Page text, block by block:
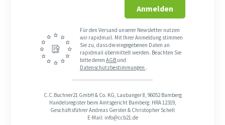
Anmelden
Für den Versand unserer Newsletter nutzen
wir rapidmail. Mit Ihrer Anmeldung stimmen
Sie zu, dass die eingegebenen Daten an
rapidmail übermittelt werden. Beachten Sie
bitte deren AGB und
Datenschutzbestimmungen .
C.C.Buchner21 GmbH & Co. KG, Laubanger 8, 96052 Bamberg
Handelsregister beim Amtsgericht Bamberg: HRA 12319,
Geschäftsführer Andreas Gerster & Christopher Schell
E-Mail: info@ccb21.de